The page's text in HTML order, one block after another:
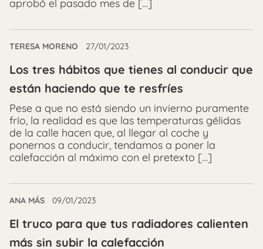
aprobó el pasado mes de […]
TERESA MORENO 27/01/2023
Los tres hábitos que tienes al conducir que
están haciendo que te resfríes
Pese a que no está siendo un invierno puramente
frío, la realidad es que las temperaturas gélidas
de la calle hacen que, al llegar al coche y
ponernos a conducir, tendamos a poner la
calefacción al máximo con el pretexto […]
ANA MÁS 09/01/2023
El truco para que tus radiadores calienten
más sin subir la calefacción